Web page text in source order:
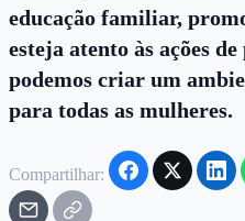
educação familiar,
esteja atento às ações
podemos criar um
para todas as mulheres.
Compartilhar: